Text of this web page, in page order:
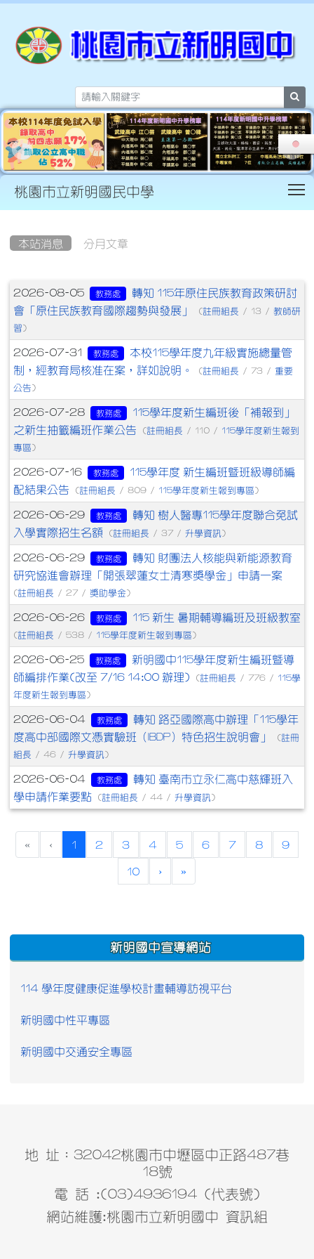
桃園市立新明國民中學
本站消息 分月文章
文章列表
2026-08-05 教務處
轉知 115年原住民族教育政策研討
會「原住民族教育國際趨勢與發展」
(註冊組長 / 13 / 教師研
習 )
2026-07-31 教務處
本校115學年度九年級實施總量管
制，經教育局核准在案，詳如說明。
(註冊組長 / 73 / 重要
公告 )
2026-07-28 教務處
115學年度新生編班後「補報到」
之新生抽籤編班作業公告
(註冊組長 / 110 / 115學年度新生報到
專區 )
2026-07-16 教務處
115學年度 新生編班暨班級導師編
配結果公告
(註冊組長 / 809 / 115學年度新生報到專區 )
2026-06-29 教務處
轉知 樹人醫專115學年度聯合免試
入學實際招生名額
(註冊組長 / 37 / 升學資訊 )
2026-06-29 教務處
轉知 財團法人核能與新能源教育
研究協進會辦理「開張翠蓮女士清寒獎學金」申請一案
(註冊組長 / 27 / 獎助學金 )
2026-06-26 教務處 115 新生 暑期輔導編班及班級教室
(註冊組長 / 538 / 115學年度新生報到專區 )
2026-06-25 教務處
新明國中115學年度新生編班暨導
師編排作業(改至 7/16 14:00 辦理)
(註冊組長 / 776 / 115學
年度新生報到專區 )
2026-06-04 教務處
轉知 路亞國際高中辦理「115學年
度高中部國際文憑實驗班（IBDP）特色招生說明會」
(註冊
組長 / 46 / 升學資訊 )
2026-06-04 教務處
轉知 臺南市立永仁高中慈輝班入
學申請作業要點
(註冊組長 / 44 / 升學資訊 )
« ‹ 1 (current)
2 3 4 5 6 7 8 9
10 › »
:::
新明國中宣導網站
114 學年度健康促進學校計畫輔導訪視平台
新明國中性平專區
新明國中交通安全專區
地 址：32042桃園市中壢區中正路487巷
18號
電 話 :(03)4936194 (代表號)
網站維護:桃園市立新明國中 資訊組